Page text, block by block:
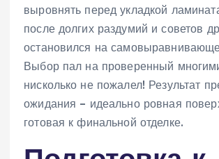
выровнять перед укладкой
после долгих раздумий и советов
остановился на
Выбор пал на проверенный
нисколько не пожалел! Результат
ожидания – идеально ровная
готовая к финальной отделке.